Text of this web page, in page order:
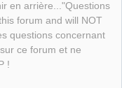
en arrière..."Questions
forum and will NOT
questions concernant
ce forum et ne
!